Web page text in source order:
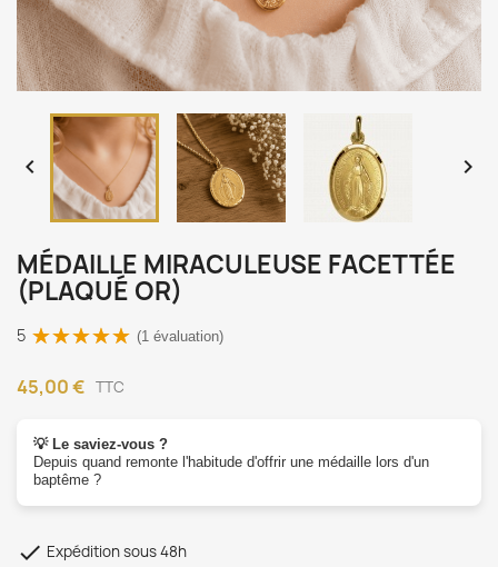
 
MÉDAILLE MIRACULEUSE FACETTÉE
(PLAQUÉ OR)
5 (1 évaluation)
45,00 € TTC
💡 Le saviez-vous ?
Depuis quand remonte l'habitude d'offrir une médaille lors d'un
baptême ?
 Expédition sous 48h